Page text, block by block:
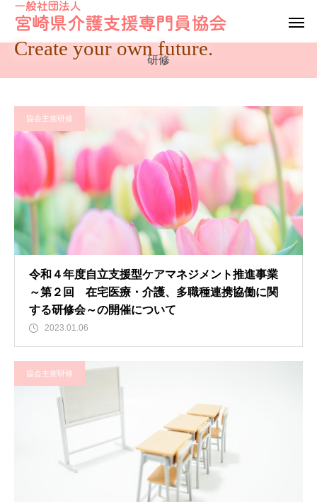
Create your own future.
研修
協会主催研修
令和４年度自立支援型ケアマネジメント推進事業
～第２回 在宅医療・介護、多職種連携協働に関
する研修会～の開催について
2023.01.06
協会主催研修